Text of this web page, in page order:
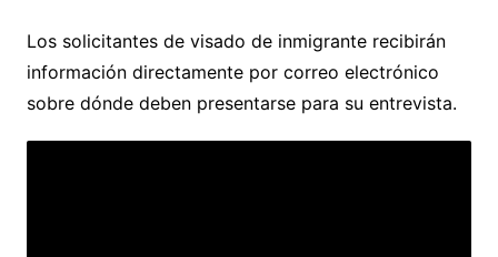
Los solicitantes de visado de inmigrante recibirán
información directamente por correo electrónico
sobre dónde deben presentarse para su entrevista.